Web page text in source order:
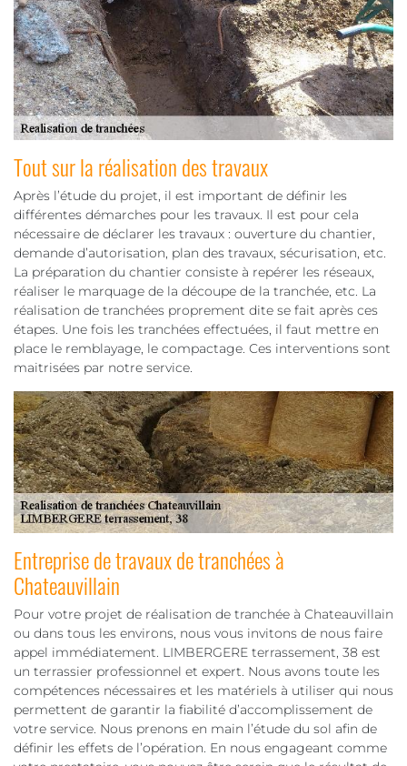
Tout sur la réalisation des travaux
Après l’étude du projet, il est important de définir les
différentes démarches pour les travaux. Il est pour cela
nécessaire de déclarer les travaux : ouverture du chantier,
demande d’autorisation, plan des travaux, sécurisation, etc.
La préparation du chantier consiste à repérer les réseaux,
réaliser le marquage de la découpe de la tranchée, etc. La
réalisation de tranchées proprement dite se fait après ces
étapes. Une fois les tranchées effectuées, il faut mettre en
place le remblayage, le compactage. Ces interventions sont
maitrisées par notre service.
Entreprise de travaux de tranchées à
Chateauvillain
Pour votre projet de réalisation de tranchée à Chateauvillain
ou dans tous les environs, nous vous invitons de nous faire
appel immédiatement. LIMBERGERE terrassement, 38 est
un terrassier professionnel et expert. Nous avons toute les
compétences nécessaires et les matériels à utiliser qui nous
permettent de garantir la fiabilité d’accomplissement de
votre service. Nous prenons en main l’étude du sol afin de
définir les effets de l’opération. En nous engageant comme